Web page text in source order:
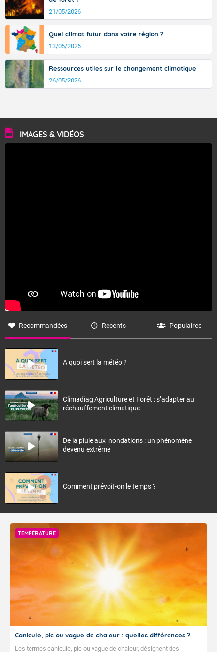
21/05/2026
Quel climat futur dans votre région ?
13/05/2026
Ressources utiles sur le changement climatique
26/05/2026
IMAGES & VIDÉOS
Recommandées Récents Populaires
À quoi sert la météo ?
Climadiag Agriculture et Forêt : s’adapter au
réchauffement climatique
De la pluie aux inondations : un phénomène
devenu extrême
Comment prévoit-on le temps ?
TEMPÉRATURE
Canicule, pic ou vague de chaleur : quelles différences ?
Les termes canicule, pic ou vague de chaleur, désignent des